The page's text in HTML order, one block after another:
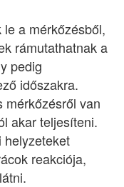
a mérkőzésből,
rámutathatnak a
pedig
időszakra.
mérkőzésről van
akar teljesíteni.
helyzeteket
reakciója,